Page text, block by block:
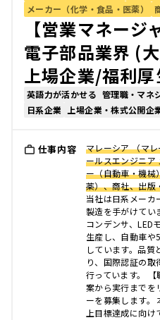
メーカー（化学・食品・医薬）
【営業マネージ
電子部品業界 (
上場企業/福利厚
英語力が活かせる 管理職・マネ
日系企業
上場企業・株式公開企
仕事内容
マレーシア （マ
ールスエンジニア
ー（自動車・機械
薬）、商社、出版
当社は日系メーカ
製造を手がけてい
コンデンサ、LED
生産し、自動車や
しています。品質
り、国際認証の取
行っています。
案から実行までを
ーを募集します。
上目標達成に向